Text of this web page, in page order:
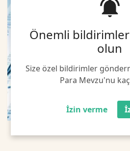
Önemli
olun
Size özel bildirimler
Para Mevzu'nu
İzin verme